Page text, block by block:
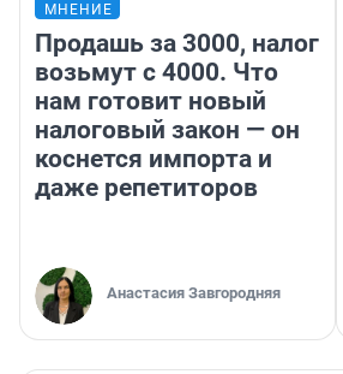
МНЕНИЕ
Продашь за 3000, налог
возьмут с 4000. Что
нам готовит новый
налоговый закон — он
коснется импорта и
даже репетиторов
Анастасия Завгородняя